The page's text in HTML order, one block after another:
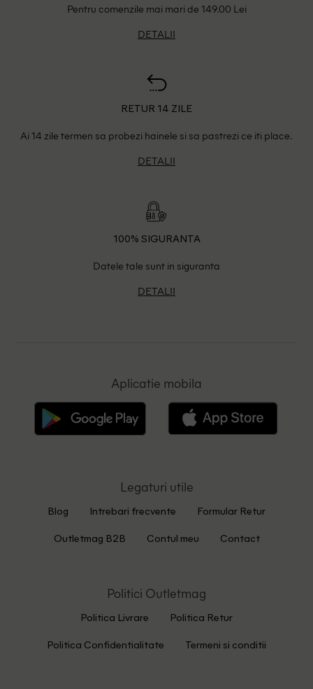
Pentru comenzile mai mari de 149.00 Lei
DETALII
RETUR 14 ZILE
Ai 14 zile termen sa probezi hainele si sa pastrezi ce iti place.
DETALII
100% SIGURANTA
Datele tale sunt in siguranta
DETALII
Aplicatie mobila
Legaturi utile
Blog Intrebari frecvente Formular Retur
Outletmag B2B Contul meu Contact
Politici Outletmag
Politica Livrare Politica Retur
Politica Confidentialitate Termeni si conditii